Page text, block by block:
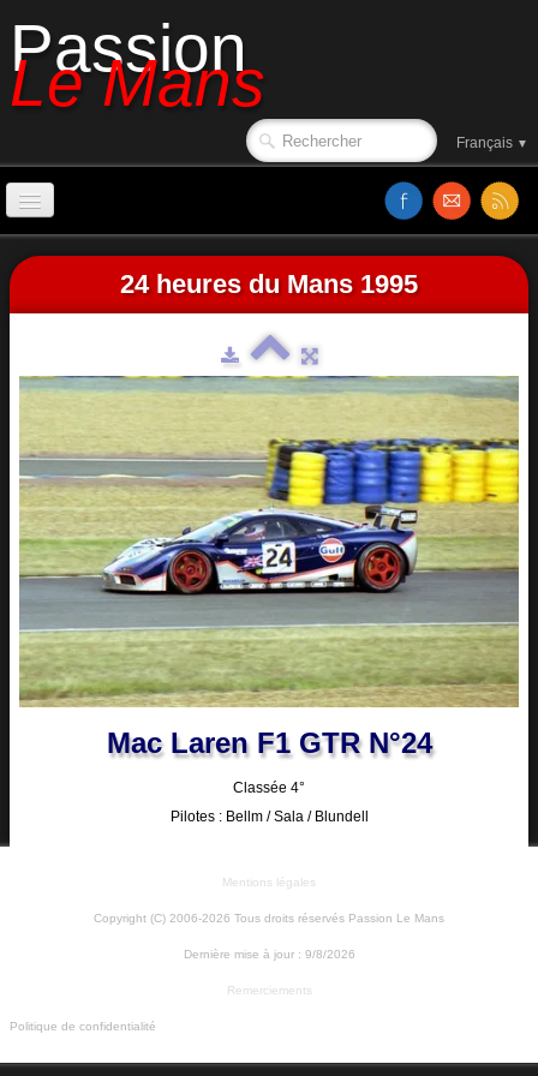
Passion
Le Mans
Français ▼
Accueil
Sorties de piste
Affiches
Classements
Vidéos
Site web
24 heures du Mans 1995
Mac Laren F1 GTR N°24
Classée 4°
Pilotes : Bellm / Sala / Blundell
Mentions légales
Copyright (C) 2006-2026 Tous droits réservés Passion Le Mans
Dernière mise à jour : 9/8/2026
Remerciements
Politique de confidentialité